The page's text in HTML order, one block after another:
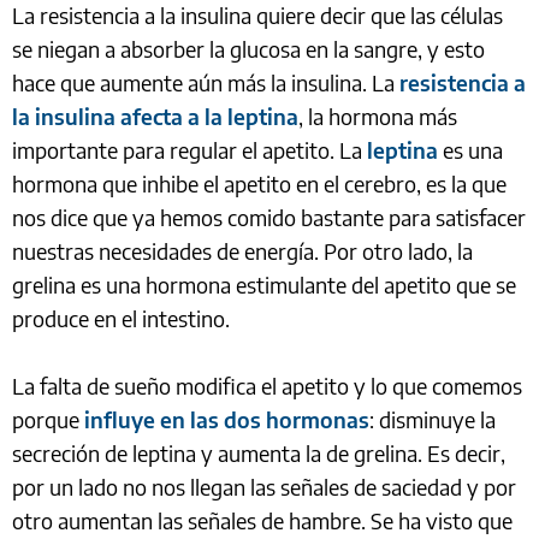
La resistencia a la insulina quiere decir que las células
se niegan a absorber la glucosa en la sangre, y esto
hace que aumente aún más la insulina. La resistencia a
la insulina afecta a la leptina, la hormona más
importante para regular el apetito. La leptina es una
hormona que inhibe el apetito en el cerebro, es la que
nos dice que ya hemos comido bastante para satisfacer
nuestras necesidades de energía. Por otro lado, la
grelina es una hormona estimulante del apetito que se
produce en el intestino.
La falta de sueño modifica el apetito y lo que comemos
porque influye en las dos hormonas: disminuye la
secreción de leptina y aumenta la de grelina. Es decir,
por un lado no nos llegan las señales de saciedad y por
otro aumentan las señales de hambre. Se ha visto que